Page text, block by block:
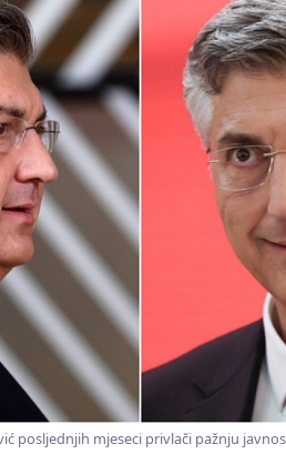
posljednjih mjeseci privlači pažnju